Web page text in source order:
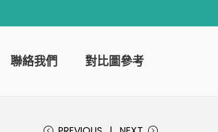
聯絡我們 對比圖參考